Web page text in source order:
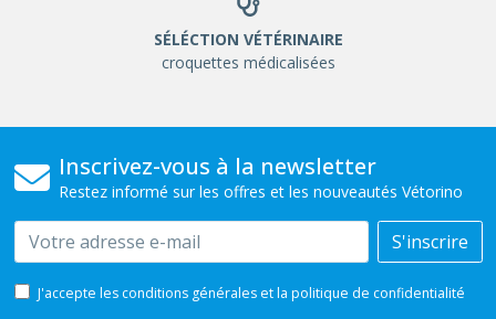
SÉLÉCTION VÉTÉRINAIRE
croquettes médicalisées
Inscrivez-vous à la newsletter
Restez informé sur les offres et les nouveautés Vétorino
Email S'inscrire
J'accepte les conditions générales et la politique de confidentialité